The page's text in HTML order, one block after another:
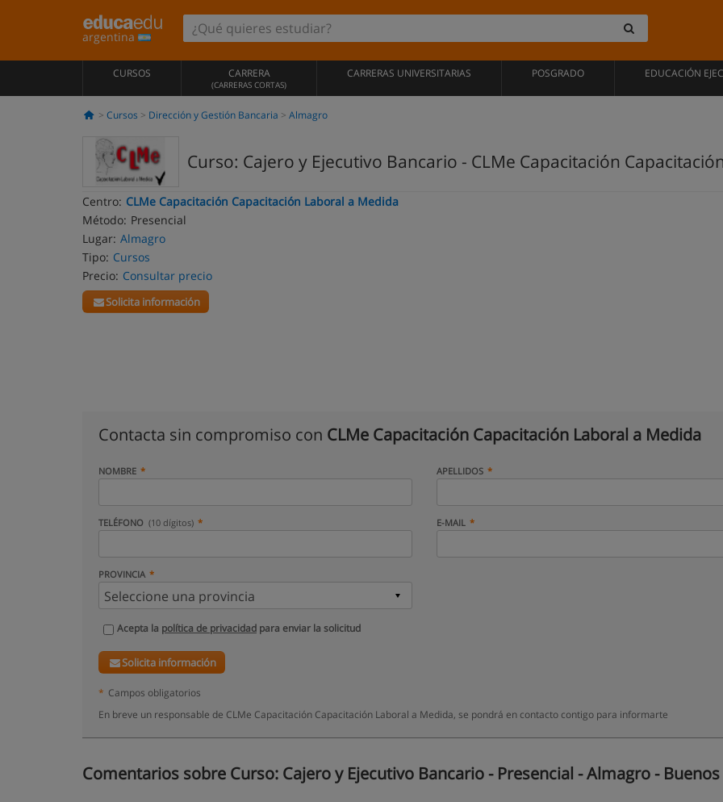
argentina
CURSOS CARRERA
(CARRERAS CORTAS)
CARRERAS UNIVERSITARIAS POSGRADO EDUCACIÓN
Cursos Dirección y Gestión Bancaria Almagro
Curso: Cajero y Ejecutivo Bancario - CLMe Capacitación
Centro: CLMe Capacitación Capacitación Laboral a Medida
Método: Presencial
Lugar: Almagro
Tipo: Cursos
Precio: Consultar precio
Solicita información
Contacta sin compromiso con CLMe Capacitación Capacitación Laboral a Medida
NOMBRE APELLIDOS
TELÉFONO (10 dígitos) E-MAIL
PROVINCIA
Acepta la política de privacidad para enviar la solicitud
Solicita información
* Campos obligatorios
En breve un responsable de CLMe Capacitación Capacitación Laboral a Medida, se pondrá en contacto contigo para informarte
Comentarios sobre Curso: Cajero y Ejecutivo Bancario - Presencial - Almagro -